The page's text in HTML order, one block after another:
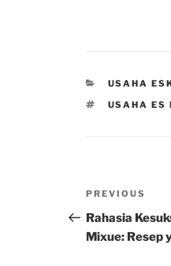
USAHA
TAGS
USAHA ES
Post
Previous
Post
PREVIOUS
Rahasia
Mixue: Resep